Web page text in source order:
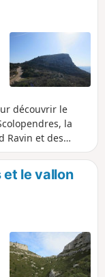
découvrir le
la
Ravin et des
en passant
visiter en plein
Enfin, le Pic du
par le Pas
et le vallon